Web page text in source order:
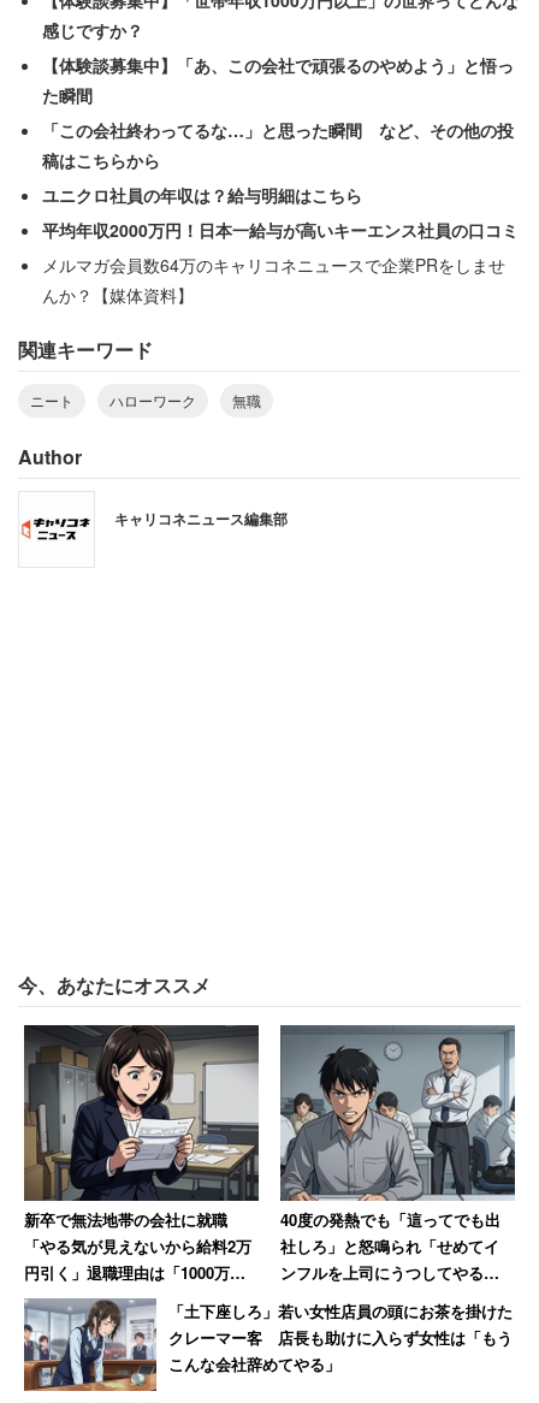
感じですか？
【体験談募集中】「あ、この会社で頑張るのやめよう」と悟っ
た瞬間
「この会社終わってるな…」と思った瞬間 など、その他の投
稿はこちらから
ユニクロ社員の年収は？給与明細はこちら
平均年収2000万円！日本一給与が高いキーエンス社員の口コミ
メルマガ会員数64万のキャリコネニュースで企業PRをしませ
んか？【媒体資料】
関連キーワード
ニート ハローワーク 無職
Author
キャリコネニュース編集部
今、あなたにオススメ
新卒で無法地帯の会社に就職
「やる気が見えないから給料2万
円引く」退職理由は「1000万円
売り上げてボーナス6万円」だっ
た女性【後編】
40度の発熱でも「這ってでも出
社しろ」と怒鳴られ「せめてイ
ンフルを上司にうつしてやる」
と思った男性 数年後その職場
は「潰された」【後編】
「土下座しろ」若い女性店員の頭にお茶を掛けた
クレーマー客 店長も助けに入らず女性は「もう
こんな会社辞めてやる」